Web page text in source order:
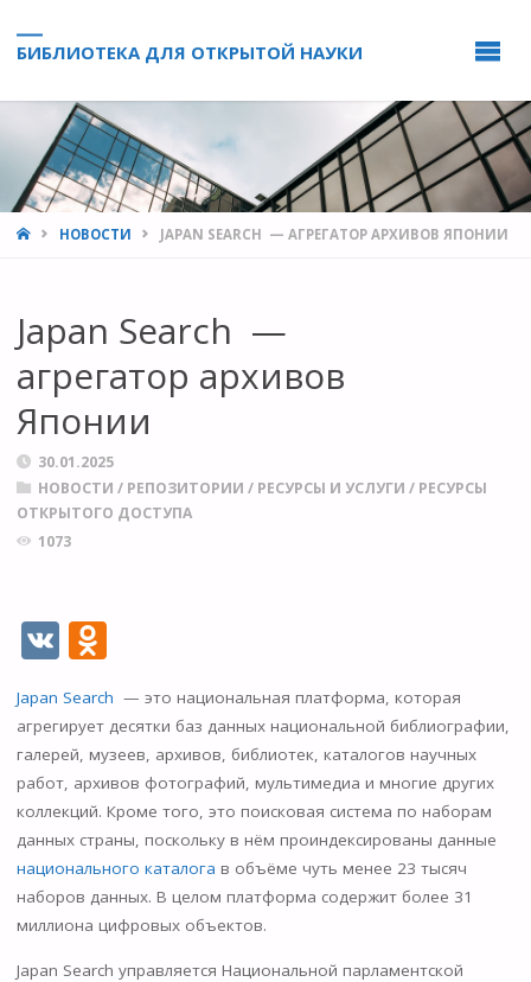
БИБЛИОТЕКА ДЛЯ ОТКРЫТОЙ НАУКИ
HOMEНОВОСТИ JAPAN SEARCH — АГРЕГАТОР АРХИВОВ ЯПОНИИ
Japan Search —
агрегатор архивов
Японии
30.01.2025
НОВОСТИ / РЕПОЗИТОРИИ / РЕСУРСЫ И УСЛУГИ / РЕСУРСЫ
ОТКРЫТОГО ДОСТУПА
1073
V O
d
n
o
kl
as
s
ni
ki
Japan Search — это национальная платформа, которая
агрегирует десятки баз данных национальной библиографии,
галерей, музеев, архивов, библиотек, каталогов научных
работ, архивов фотографий, мультимедиа и многие других
коллекций. Кроме того, это поисковая система по наборам
данных страны, поскольку в нём проиндексированы данные
национального каталога в объёме чуть менее 23 тысяч
наборов данных. В целом платформа содержит более 31
миллиона цифровых объектов.
Japan Search управляется Национальной парламентской